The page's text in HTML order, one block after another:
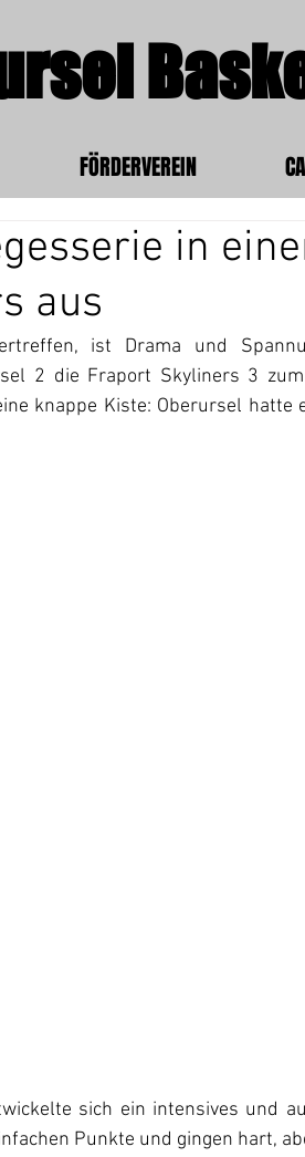
FÖRDERVEREIN
in
aus
ist Drama und
2 die Fraport Skyliners 3
knappe Kiste: Oberursel hatte
sich ein intensives und
Punkte und gingen hart,